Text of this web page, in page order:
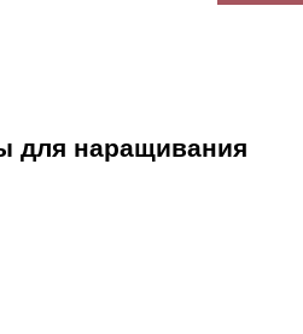
для наращивания